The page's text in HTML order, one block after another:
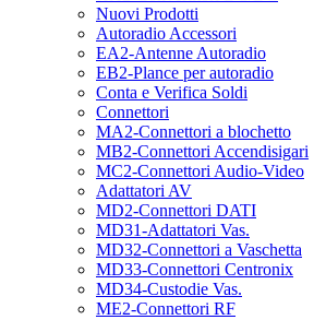
Nuovi Prodotti
Autoradio Accessori
EA2-Antenne Autoradio
EB2-Plance per autoradio
Conta e Verifica Soldi
Connettori
MA2-Connettori a blochetto
MB2-Connettori Accendisigari
MC2-Connettori Audio-Video
Adattatori AV
MD2-Connettori DATI
MD31-Adattatori Vas.
MD32-Connettori a Vaschetta
MD33-Connettori Centronix
MD34-Custodie Vas.
ME2-Connettori RF